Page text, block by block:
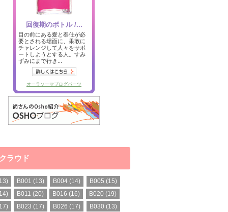
ラウド
B001 (13) B004 (14) B005 (15)
B011 (20) B016 (16) B020 (19)
B023 (17) B026 (17) B030 (13)